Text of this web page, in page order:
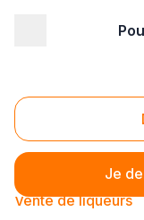
Je
Vente de
Vente de liqueurs